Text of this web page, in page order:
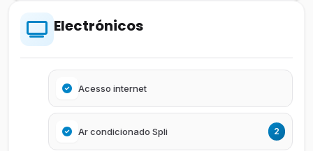
Electrónicos
Acesso internet
Ar condicionado Spli 2